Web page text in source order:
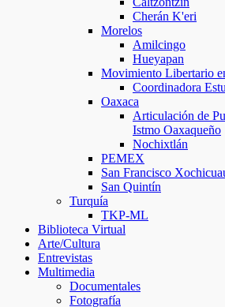
Cherán K'eri
Morelos
Amilcingo
Hueyapan
Movimiento Libertario
Coordinadora
Oaxaca
Articulación de
Istmo Oaxaqueño
Nochixtlán
PEMEX
San Francisco
San Quintín
Turquía
TKP-ML
Biblioteca Virtual
Arte/Cultura
Entrevistas
Multimedia
Documentales
Fotografía